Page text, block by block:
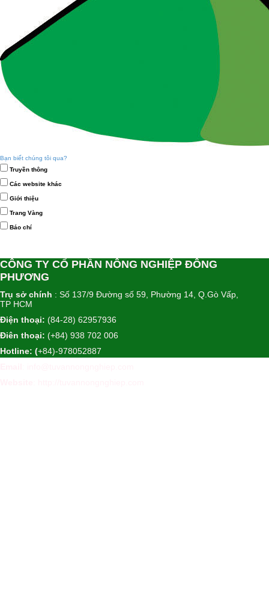
Bạn biết chúng tôi qua?
Truyền thông
Các website khác
Giới thiệu
Trang Vàng
Báo chí
CÔNG TY CỔ PHẦN NÔNG NGHIỆP ĐÔNG
PHƯƠNG
Trụ sở chính : Số 137/9 Đường số 59, Phường 14, Q.Gò Vấp,
TP HCM
Điện thoại: (84-28) 62957936
Điên thoại: (+84) 938 702 006
Hotline: (+84)-978052887